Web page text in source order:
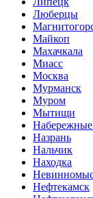
Люберцы
Майкоп
Махачкала
Миасс
Москва
Мурманск
Муром
Мытищи
Назрань
Нальчик
Находка
Нефтекамск